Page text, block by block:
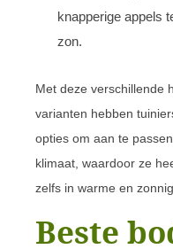
knapperige appels
zon.
Met deze verschillende
varianten hebben
opties om aan te
klimaat, waardoor ze
zelfs in warme en
Beste